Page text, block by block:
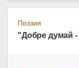
Поэзия
"Добре думай -